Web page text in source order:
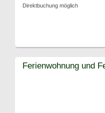
Direktbuchung möglich
Ferienwohnung und